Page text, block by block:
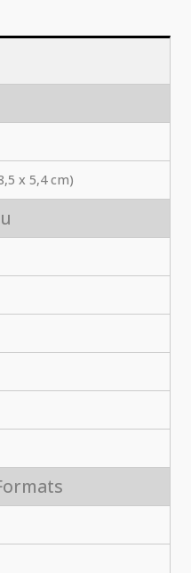
x 5,4 cm)